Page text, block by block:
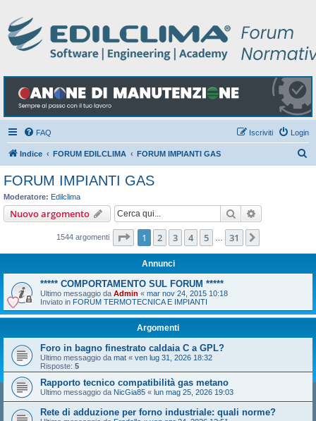
FAQ Login
Iscriviti
Indice FORUM EDILCLIMA FORUM IMPIANTI GAS
FORUM IMPIANTI GAS
Moderatore: Edilclima
Nuovo argomento Cerca
1544 argomenti Pagina di 31
1 2 3 4 5 31
Annunci
***** COMPORTAMENTO SUL FORUM *****
Ultimo messaggio da Admin « mar nov 24, 2015 10:18
Inviato in FORUM TERMOTECNICA E IMPIANTI
Argomenti
Foro in bagno finestrato caldaia C a GPL?
Ultimo messaggio da mat « ven lug 31, 2026 18:32
Risposte: 5
Rapporto tecnico compatibilità gas metano
Ultimo messaggio da NicGia85 « lun mag 25, 2026 19:03
Rete di adduzione per forno industriale: quali norme?